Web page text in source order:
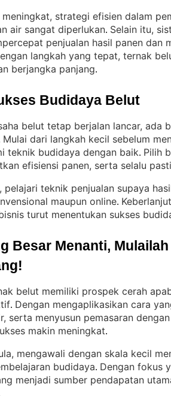
strategi efisien dalam
air sangat diperlukan. Selain itu,
penjualan hasil panen dan
langkah yang tepat, ternak
berjangka panjang.
Budidaya Belut
belut tetap berjalan lancar, ada
Mulai dari langkah kecil sebelum
teknik budidaya dengan baik. Pilih
efisiensi panen, serta selalu
pelajari teknik penjualan supaya
maupun online.
turut menentukan sukses
Besar Menanti,
belut memiliki prospek cerah
. Dengan mengaplikasikan cara
serta menyusun pemasaran
makin meningkat.
mengawali dengan skala kecil
budidaya. Dengan fokus
menjadi sumber pendapatan